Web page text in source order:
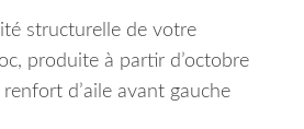
structurelle de votre
produite à partir d’octobre
d’aile avant gauche